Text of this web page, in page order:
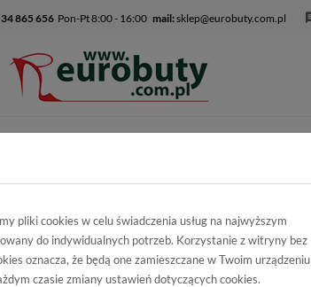
865 656 Pon-Pt 8:00 - 16:00 mail:sklep@eurobuty.com.pl
pliki cookies w celu świadczenia usług na najwyższym
do indywidualnych potrzeb. Korzystanie z witryny bez
oznacza, że będą one zamieszczane w Twoim urządzeniu
czasie zmiany ustawień dotyczących cookies.